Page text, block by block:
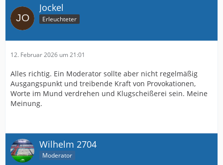
Jockel
Erleuchteter
12. Februar 2026 um 21:01
Alles richtig. Ein Moderator sollte aber nicht regelmäßig
Ausgangspunkt und treibende Kraft von Provokationen,
Worte im Mund verdrehen und Klugscheißerei sein. Meine
Meinung.
Wilhelm 2704
Moderator